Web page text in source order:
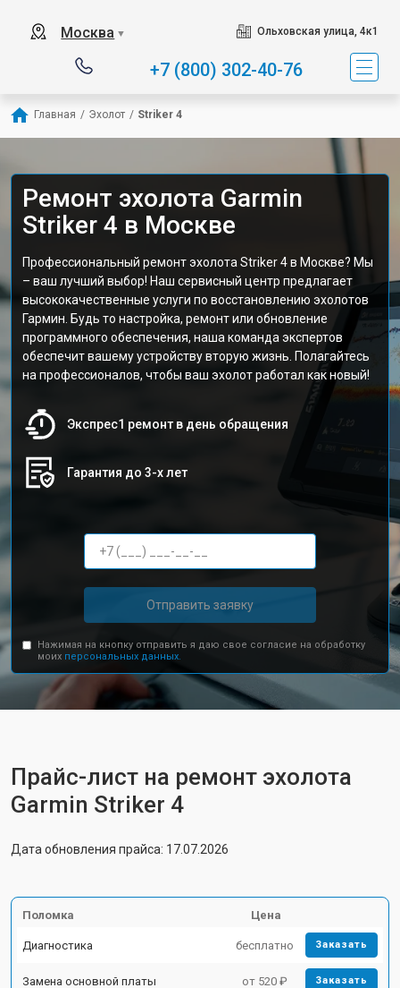
Москва ▼ Ольховская улица, 4к1
+7 (800) 302-40-76
Главная / Эхолот / Striker 4
Ремонт эхолота Garmin
Striker 4 в Москве
Профессиональный ремонт эхолота Striker 4 в Москве? Мы
– ваш лучший выбор! Наш сервисный центр предлагает
высококачественные услуги по восстановлению эхолотов
Гармин. Будь то настройка, ремонт или обновление
программного обеспечения, наша команда экспертов
обеспечит вашему устройству вторую жизнь. Полагайтесь
на профессионалов, чтобы ваш эхолот работал как новый!
Экспрес1 ремонт в день обращения
Гарантия до 3-х лет
Отправить заявку
Нажимая на кнопку отправить я даю свое согласие на обработку
моих персональных данных.
Прайс-лист на ремонт эхолота
Garmin Striker 4
Дата обновления прайса: 17.07.2026
Поломка Цена
Диагностика бесплатно Заказать
Замена основной платы от 520 ₽ Заказать